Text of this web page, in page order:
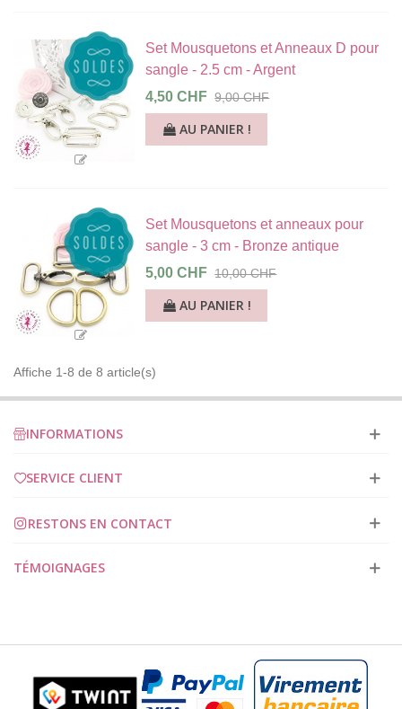
Set Mousquetons et Anneaux D pour
sangle - 2.5 cm - Argent
4,50 CHF 9,00 CHF
AU PANIER !
Set Mousquetons et anneaux pour
sangle - 3 cm - Bronze antique
5,00 CHF 10,00 CHF
AU PANIER !
Affiche 1-8 de 8 article(s)
INFORMATIONS
SERVICE CLIENT
RESTONS EN CONTACT
TÉMOIGNAGES